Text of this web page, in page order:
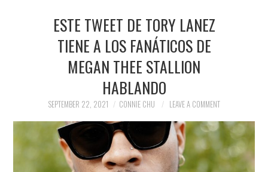
ESTE TWEET DE TORY LANEZ
TIENE A LOS FANÁTICOS DE
MEGAN THEE STALLION
HABLANDO
SEPTEMBER 22, 2021 CONNIE CHU LEAVE A COMMENT